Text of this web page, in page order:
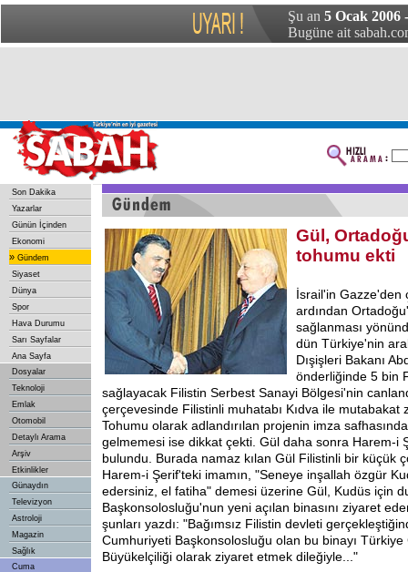
Şu an 5 Ocak 2006
Bugüne ait
Son Dakika
Yazarlar
Günün İçinden
Ekonomi
» Gündem
Siyaset
Dünya
Spor
Hava Durumu
Sarı Sayfalar
Ana Sayfa
Dosyalar
Teknoloji
Emlak
Otomobil
Detaylı Arama
Arşiv
Etkinlikler
Günaydın
Televizyon
Astroloji
Magazin
Sağlık
Cuma
Gül,
tohumu ekti
İsrail'in Gazze'den
ardından
sağlanması
dün Türkiye'nin
Dışişleri Bakanı
önderliğinde 5 bin
sağlayacak Filistin Serbest Sanayi Bölgesi'nin
çerçevesinde Filistinli muhatabı Kıdva ile mutabakat
Tohumu olarak adlandırılan projenin imza
gelmemesi ise dikkat çekti. Gül daha sonra Harem-i
bulundu. Burada namaz kılan Gül Filistinli bir küçük
Harem-i Şerif'teki imamın, "Seneye inşallah özgür
edersiniz, el fatiha" demesi üzerine Gül, Kudüs için
Başkonsolosluğu'nun yeni açılan binasını ziyaret
şunları yazdı: "Bağımsız Filistin devleti
Cumhuriyeti Başkonsolosluğu olan bu binayı Türkiye
Büyükelçiliği olarak ziyaret etmek dileğiyle..."